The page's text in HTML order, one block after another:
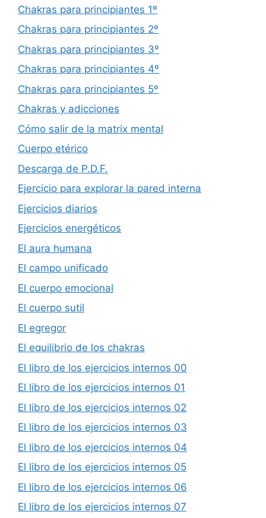
Chakras para principiantes 1º
Chakras para principiantes 2º
Chakras para principiantes 3º
Chakras para principiantes 4º
Chakras para principiantes 5º
Chakras y adicciones
Cómo salir de la matrix mental
Cuerpo etérico
Descarga de P.D.F.
Ejercicio para explorar la pared interna
Ejercicios diarios
Ejercicios energéticos
El aura humana
El campo unificado
El cuerpo emocional
El cuerpo sutil
El egregor
El equilibrio de los chakras
El libro de los ejercicios internos 00
El libro de los ejercicios internos 01
El libro de los ejercicios internos 02
El libro de los ejercicios internos 03
El libro de los ejercicios internos 04
El libro de los ejercicios internos 05
El libro de los ejercicios internos 06
El libro de los ejercicios internos 07